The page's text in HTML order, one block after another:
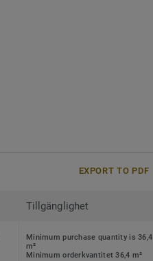
EXPORT TO PDF
Tillgänglighet
Minimum purchase quantity is 36,4
m²
Minimum orderkvantitet 36,4 m²